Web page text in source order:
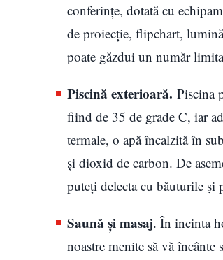
conferințe, dotată cu
de proiecție, flipchart,
poate găzdui un număr
Piscină exterioară. Piscina
fiind de 35 de grade C, iar
termale, o apă încalzită în
și dioxid de carbon. De
puteți delecta cu băuturile și
Saună și masaj. În incinta
noastre menite să vă